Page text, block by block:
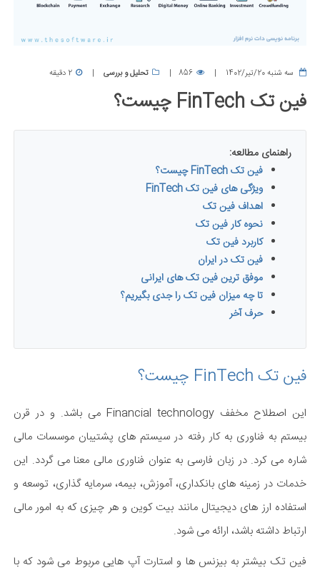
سه شنبه 20/تیر/1402 856 تحلیل و بررسی 2 دقیقه
فین تک FinTech چیست؟
راهنمای مطالعه:
فین تک FinTech چیست؟
ویژگی های فین تک FinTech
اهداف فین تک
نحوه کار فین تک
کاربرد فین تک
فین تک در ایران
موفق ترین فین تک های ایرانی
تا چه میزان فین تک را جدی بگیریم؟
حرف آخر
فین تک FinTech چیست؟
این اصطلاح مخفف Financial technology می باشد. و در قرن
بیستم به فناوری به کار رفته در سیستم های پشتیبان موسسات مالی
شاره می کرد. در زبان فارسی به عنوان فناوری مالی معنا می گردد. این
خدمات در زمینه های بانکداری، آموزش، بیمه، سرمایه گذاری، توسعه و
استفاده ارز های دیجیتال مانند بیت کوین و هر چیزی که به امور مالی
ارتباط داشته باشد، ارائه می شود.
فین تک بیشتر به بیزنس ها و استارت آپ هایی مربوط می شود که با